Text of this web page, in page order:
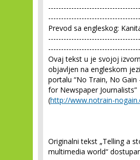
Prevod sa engleskog:
Ovaj tekst u je svojoj
objavljen na engleskom
portalu “No Train, No Gain
for Newspaper Journalists”
(http://www.notrain-
Originalni tekst „Telling a
multimedia world“